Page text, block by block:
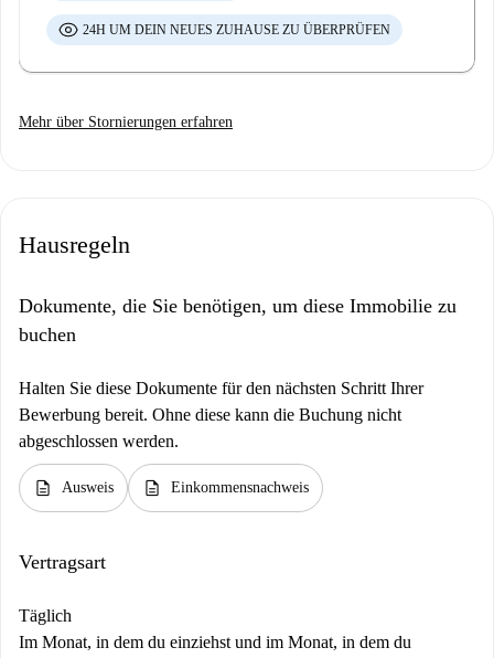
24H UM DEIN NEUES ZUHAUSE ZU ÜBERPRÜFEN
Mehr über Stornierungen erfahren
Hausregeln
Dokumente, die Sie benötigen, um diese Immobilie zu
buchen
Halten Sie diese Dokumente für den nächsten Schritt Ihrer
Bewerbung bereit. Ohne diese kann die Buchung nicht
abgeschlossen werden.
description Ausweis description Einkommensnachweis
Vertragsart
Täglich
Im Monat, in dem du einziehst und im Monat, in dem du